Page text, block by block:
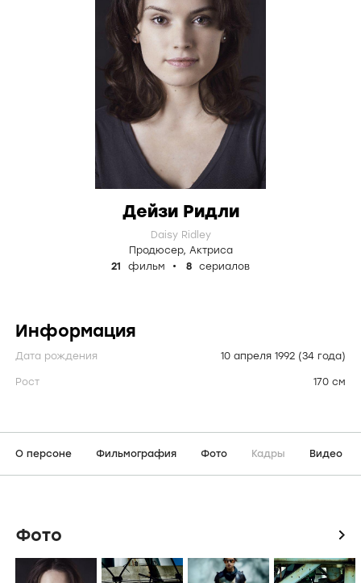
Дейзи Ридли
Daisy Ridley
Продюсер, Актриса
21
фильм 8 сериалов
Информация
Дата рождения 10 апреля 1992 (34 года)
Рост 170 см
О персоне Фильмография Фото Кадры Видео
Фото icon